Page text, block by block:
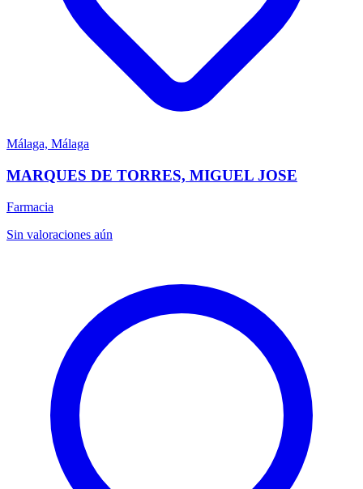
Málaga, Málaga
MARQUES DE TORRES, MIGUEL JOSE
Farmacia
Sin valoraciones aún